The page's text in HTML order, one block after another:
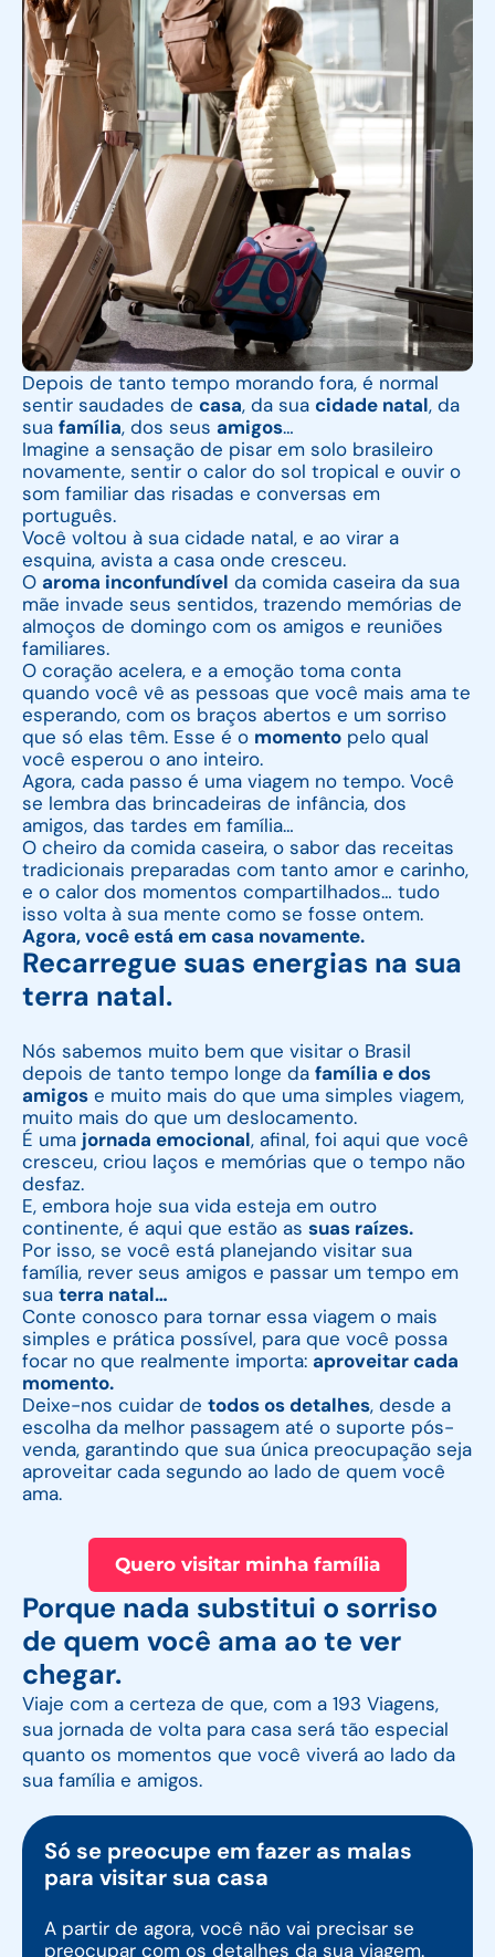
Depois de tanto tempo morando fora, é normal
sentir saudades de casa, da sua cidade natal, da
sua família, dos seus amigos…
Imagine a sensação de pisar em solo brasileiro
novamente, sentir o calor do sol tropical e ouvir o
som familiar das risadas e conversas em
português.
Você voltou à sua cidade natal, e ao virar a
esquina, avista a casa onde cresceu.
O aroma inconfundível da comida caseira da sua
mãe invade seus sentidos, trazendo memórias de
almoços de domingo com os amigos e reuniões
familiares.
O coração acelera, e a emoção toma conta
quando você vê as pessoas que você mais ama te
esperando, com os braços abertos e um sorriso
que só elas têm. Esse é o momento pelo qual
você esperou o ano inteiro.
Agora, cada passo é uma viagem no tempo. Você
se lembra das brincadeiras de infância, dos
amigos, das tardes em família…
O cheiro da comida caseira, o sabor das receitas
tradicionais preparadas com tanto amor e carinho,
e o calor dos momentos compartilhados… tudo
isso volta à sua mente como se fosse ontem.
Agora, você está em casa novamente.
Recarregue suas energias na sua
terra natal.
Nós sabemos muito bem que visitar o Brasil
depois de tanto tempo longe da família e dos
amigos e muito mais do que uma simples viagem,
muito mais do que um deslocamento.
É uma jornada emocional, afinal, foi aqui que você
cresceu, criou laços e memórias que o tempo não
desfaz.
E, embora hoje sua vida esteja em outro
continente, é aqui que estão as suas raízes.
Por isso, se você está planejando visitar sua
família, rever seus amigos e passar um tempo em
sua terra natal…
Conte conosco para tornar essa viagem o mais
simples e prática possível, para que você possa
focar no que realmente importa: aproveitar cada
momento.
Deixe-nos cuidar de todos os detalhes, desde a
escolha da melhor passagem até o suporte pós-
venda, garantindo que sua única preocupação seja
aproveitar cada segundo ao lado de quem você
ama.
Quero visitar minha família
Porque nada substitui o sorriso
de quem você ama ao te ver
chegar.
Viaje com a certeza de que, com a 193 Viagens,
sua jornada de volta para casa será tão especial
quanto os momentos que você viverá ao lado da
sua família e amigos.
Só se preocupe em fazer as malas
para visitar sua casa
A partir de agora, você não vai precisar se
preocupar com os detalhes da sua viagem.